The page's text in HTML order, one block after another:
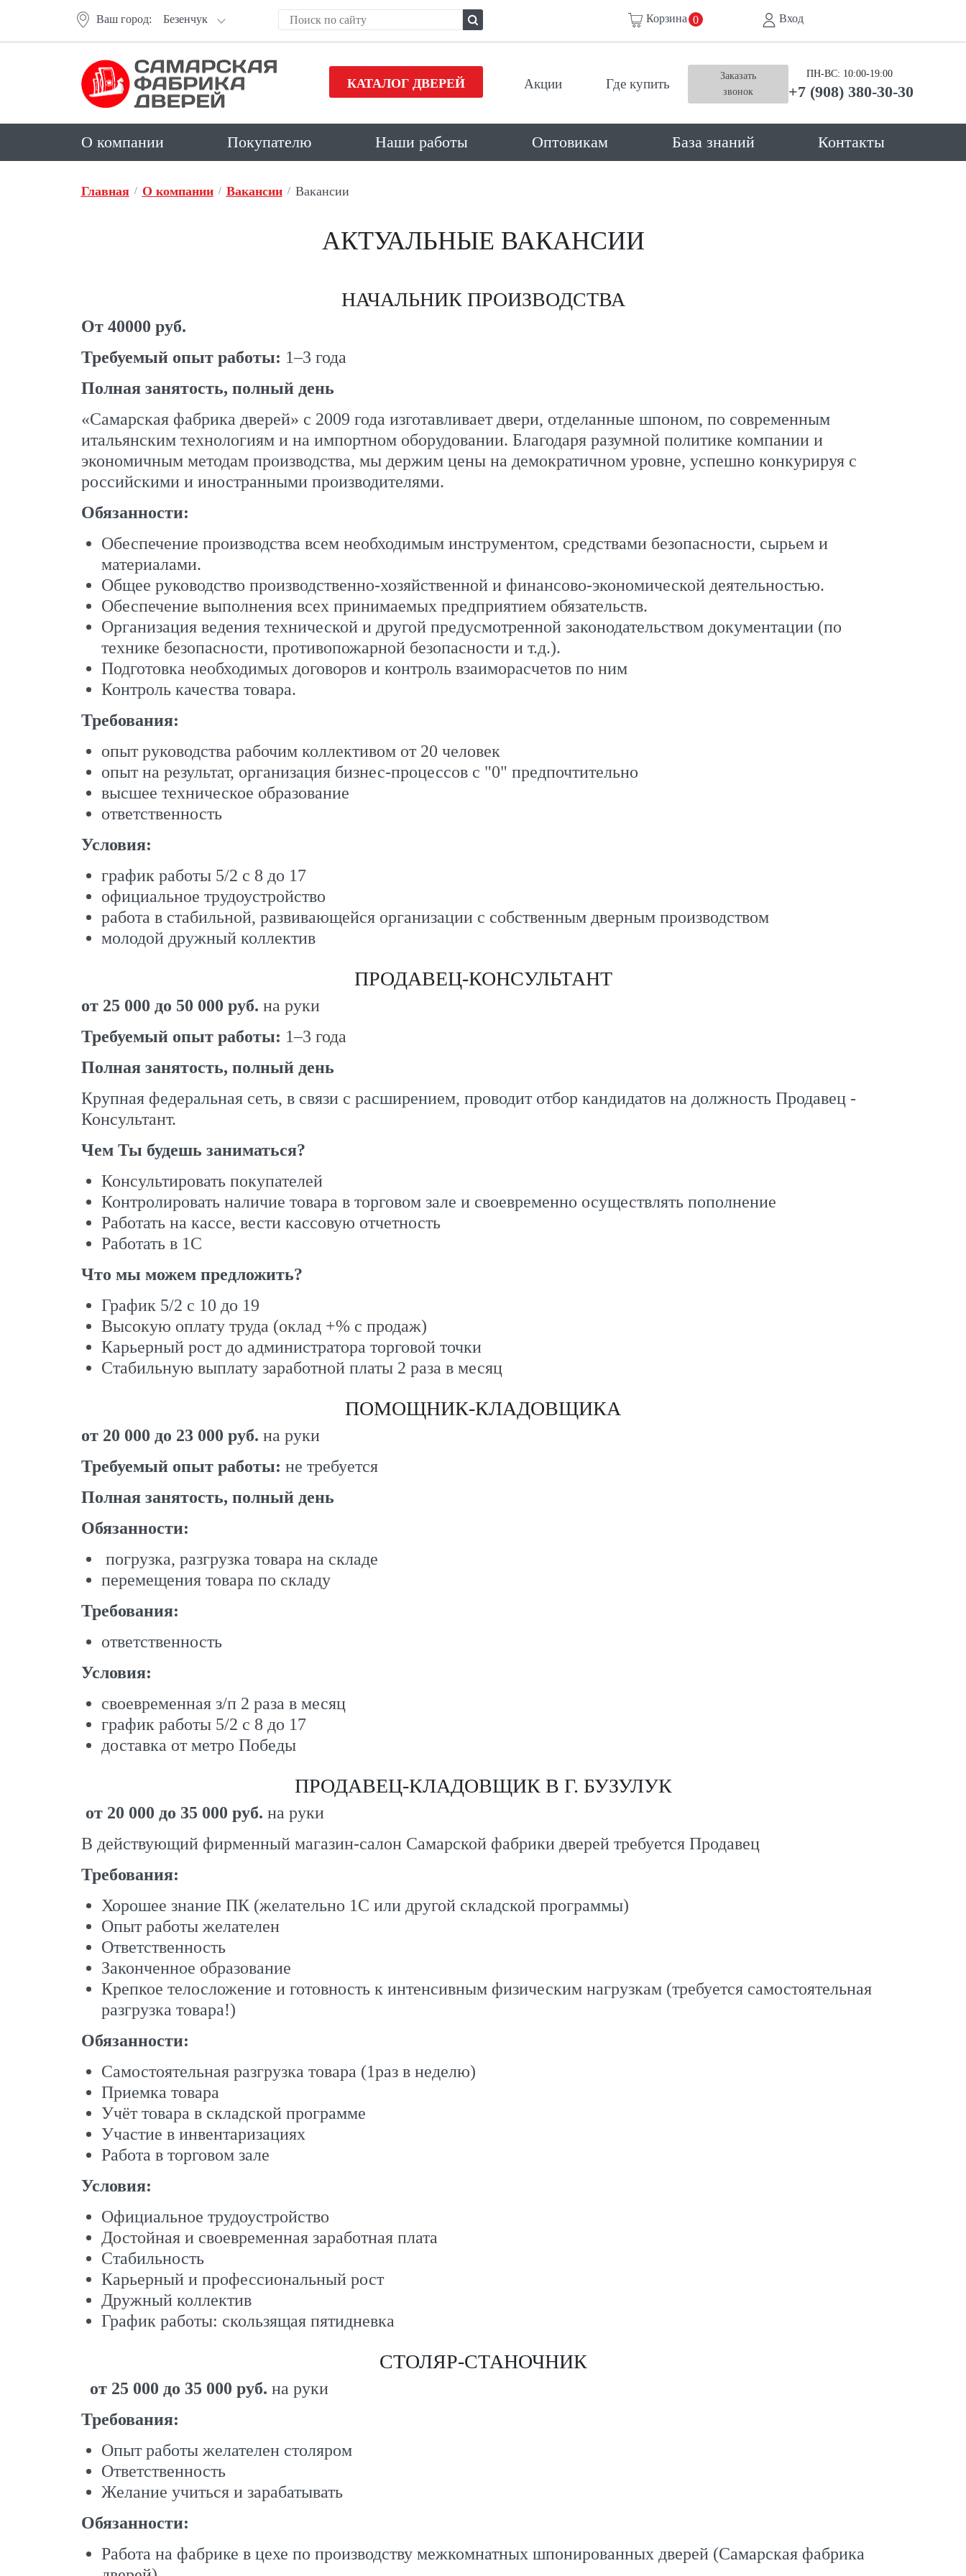
Ваш город: Безенчук Корзина 0 Вход
КАТАЛОГ ДВЕРЕЙ Акции Где купить
Заказать
звонок
ПН-ВС: 10:00-19:00
+7 (908) 380-30-30
О компании Покупателю Наши работы Оптовикам База знаний Контакты
Главная О компании Вакансии Вакансии
АКТУАЛЬНЫЕ ВАКАНСИИ
НАЧАЛЬНИК ПРОИЗВОДСТВА
От 40000 руб.
Требуемый опыт работы: 1–3 года
Полная занятость, полный день
«Самарская фабрика дверей» с 2009 года изготавливает двери, отделанные шпоном, по современным
итальянским технологиям и на импортном оборудовании. Благодаря разумной политике компании и
экономичным методам производства, мы держим цены на демократичном уровне, успешно конкурируя с
российскими и иностранными производителями.
Обязанности:
Обеспечение производства всем необходимым инструментом, средствами безопасности, сырьем и
материалами.
Общее руководство производственно-хозяйственной и финансово-экономической деятельностью.
Обеспечение выполнения всех принимаемых предприятием обязательств.
Организация ведения технической и другой предусмотренной законодательством документации (по
технике безопасности, противопожарной безопасности и т.д.).
Подготовка необходимых договоров и контроль взаиморасчетов по ним
Контроль качества товара.
Требования:
опыт руководства рабочим коллективом от 20 человек
опыт на результат, организация бизнес-процессов с "0" предпочтительно
высшее техническое образование
ответственность
Условия:
график работы 5/2 с 8 до 17
официальное трудоустройство
работа в стабильной, развивающейся организации с собственным дверным производством
молодой дружный коллектив
ПРОДАВЕЦ-КОНСУЛЬТАНТ
от 25 000 до 50 000 руб. на руки
Требуемый опыт работы: 1–3 года
Полная занятость, полный день
Крупная федеральная сеть, в связи с расширением, проводит отбор кандидатов на должность Продавец -
Консультант.
Чем Ты будешь заниматься?
Консультировать покупателей
Контролировать наличие товара в торговом зале и своевременно осуществлять пополнение
Работать на кассе, вести кассовую отчетность
Работать в 1С
Что мы можем предложить?
График 5/2 с 10 до 19
Высокую оплату труда (оклад +% с продаж)
Карьерный рост до администратора торговой точки
Стабильную выплату заработной платы 2 раза в месяц
ПОМОЩНИК-КЛАДОВЩИКА
от 20 000 до 23 000 руб. на руки
Требуемый опыт работы: не требуется
Полная занятость, полный день
Обязанности:
погрузка, разгрузка товара на складе
перемещения товара по складу
Требования:
ответственность
Условия:
своевременная з/п 2 раза в месяц
график работы 5/2 с 8 до 17
доставка от метро Победы
ПРОДАВЕЦ-КЛАДОВЩИК В Г. БУЗУЛУК
от 20 000 до 35 000 руб. на руки
В действующий фирменный магазин-салон Самарской фабрики дверей требуется Продавец
Требования:
Хорошее знание ПК (желательно 1С или другой складской программы)
Опыт работы желателен
Ответственность
Законченное образование
Крепкое телосложение и готовность к интенсивным физическим нагрузкам (требуется самостоятельная
разгрузка товара!)
Обязанности:
Самостоятельная разгрузка товара (1раз в неделю)
Приемка товара
Учёт товара в складской программе
Участие в инвентаризациях
Работа в торговом зале
Условия:
Официальное трудоустройство
Достойная и своевременная заработная плата
Стабильность
Карьерный и профессиональный рост
Дружный коллектив
График работы: скользящая пятидневка
СТОЛЯР-СТАНОЧНИК
от 25 000 до 35 000 руб. на руки
Требования:
Опыт работы желателен столяром
Ответственность
Желание учиться и зарабатывать
Обязанности:
Работа на фабрике в цехе по производству межкомнатных шпонированных дверей (Самарская фабрика